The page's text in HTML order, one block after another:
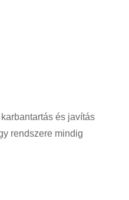
és javítás
rendszere mindig